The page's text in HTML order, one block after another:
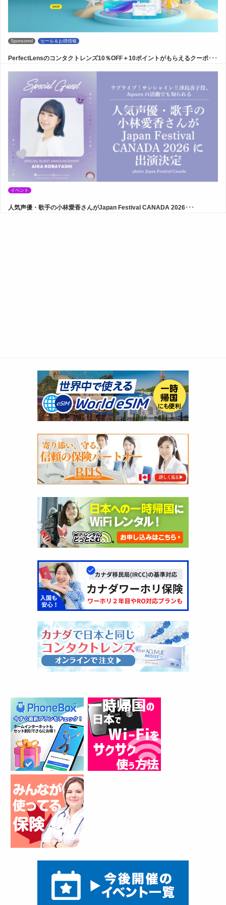
Sponsored セール＆お得情報
PerfectLensのコンタクトレンズ10％OFF＋10ポイントがもらえるクーポ･･･
イベント
人気声優・歌手の小林愛香さんがJapan Festival CANADA 2026･･･